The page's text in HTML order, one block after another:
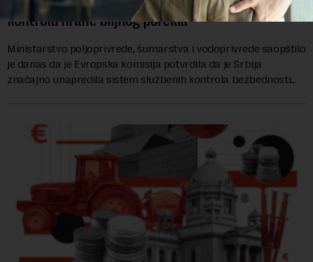
kontrolu hrane biljnog porekla
Ministarstvo poljoprivrede, šumarstva i vodoprivrede saopštilo
je danas da je Evropska komisija potvrdila da je Srbija
značajno unapredila sistem službenih kontrola bezbednosti